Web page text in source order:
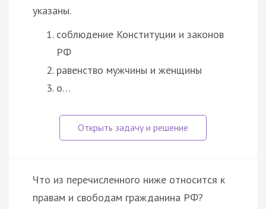
указаны.
соблюдение Конституции и законов
РФ
равенство мужчины и женщины
о…
Что из перечисленного ниже относится к
правам и свободам гражданина РФ?